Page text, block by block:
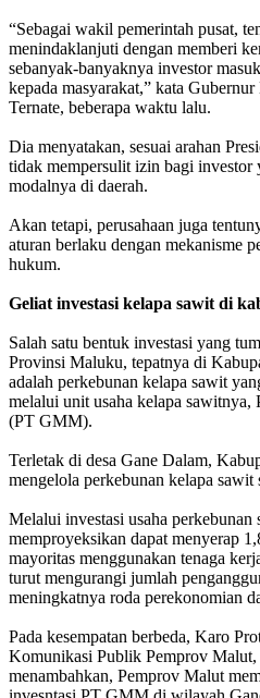
“Sebagai wakil pemerintah pusat,
menindaklanjuti dengan memberi
sebanyak-banyaknya investor
kepada masyarakat,” kata
Ternate, beberapa waktu lalu.
Dia menyatakan, sesuai arahan
tidak mempersulit izin bagi investor
modalnya di daerah.
Akan tetapi, perusahaan juga
aturan berlaku dengan mekanisme
hukum.
Geliat investasi kelapa sawit di
Salah satu bentuk investasi yang
Provinsi Maluku, tepatnya di
adalah perkebunan kelapa sawit
melalui unit usaha kelapa
(PT GMM).
Terletak di desa Gane Dalam,
mengelola perkebunan kelapa sawit
Melalui investasi usaha perkebunan
memproyeksikan dapat menyerap
mayoritas menggunakan tenaga
turut mengurangi jumlah
meningkatnya roda perekonomian
Pada kesempatan berbeda, Karo
Komunikasi Publik Pemprov
menambahkan, Pemprov Malut